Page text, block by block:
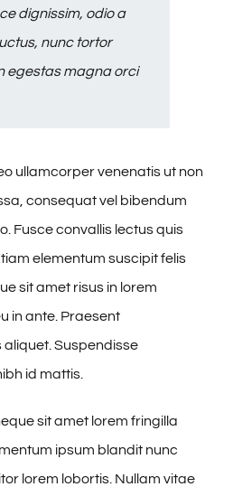
dignissim, odio a
nunc tortor
egestas magna orci
ullamcorper venenatis ut non
consequat vel bibendum
Fusce convallis lectus quis
elementum suscipit felis
sit amet risus in lorem
in ante. Praesent
Suspendisse
id mattis.
sit amet lorem fringilla
ipsum blandit nunc
lorem lobortis. Nullam vitae